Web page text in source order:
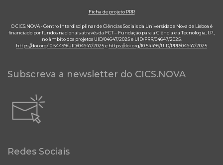
Ficha de projeto PRR
O CICS.NOVA - Centro Interdisciplinar de Ciências Sociais da Universidade Nova de Lisboa é
financiado por fundos nacionais através da FCT – Fundação para a Ciência e a Tecnologia, I.P.,
no âmbito dos projetos UID/04647/2025 e UID/PRR/04647/2025.
https://doi.org/10.54499/UID/04647/2025e https://doi.org/10.54499/UID/PRR/04647/2025
Subscreva a newsletter do CICS.NOVA
Redes Sociais